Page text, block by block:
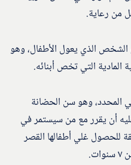
من رعاية.
الشخص الذي يعول الأطفال، وهو
المادية التي تخص أبنائه.
المحدد، وهو سن الحضانة
أن يقرر مع من سيستمر في
للحصول غلي أطفالها القصر